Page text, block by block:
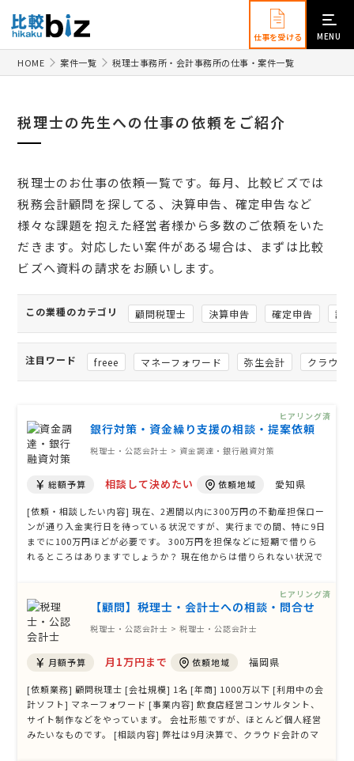
仕事を受ける MENU
HOME 案件一覧 税理士事務所・会計事務所の仕事・案件一覧
税理士の先生への仕事の依頼をご紹介
税理士のお仕事の依頼一覧です。毎月、比較ビズでは
税務会計顧問を探してる、決算申告、確定申告など
様々な課題を抱えた経営者様から多数のご依頼をいた
だきます。対応したい案件がある場合は、まずは比較
ビズへ資料の請求をお願いします。
この業種のカテゴリ 顧問税理士 決算申告 確定申告 記
注目ワード freee マネーフォワード 弥生会計 クラウド
銀行対策・資金繰り支援の相談・提案依頼
税理士・公認会計士 > 資金調達・銀行融資対策
総額予算 相談して決めたい 依頼地域 愛知県
[依頼・相談したい内容] 現在、2週間以内に300万円の不動産担保ロー
ンが通り入金実行日を待っている状況ですが、実行までの間、特に9日
までに100万円ほどが必要です。 300万円を担保などに短期で借りら
れるところはありますでしょうか？ 現在他からは借りられない状況で
２４日までの間に …
ヒアリング済
【顧問】税理士・会計士への相談・問合せ
税理士・公認会計士 > 税理士・公認会計士
月額予算 月1万円まで 依頼地域 福岡県
[依頼業務] 顧問税理士 [会社規模] 1名 [年商] 1000万以下 [利用中の会
計ソフト] マネーフォワード [事業内容] 飲食店経営コンサルタント、
サイト制作などをやっています。 会社形態ですが、ほとんど個人経営
みたいなものです。 [相談内容] 弊社は9月決算で、クラウド会計のマ
ヒアリング済